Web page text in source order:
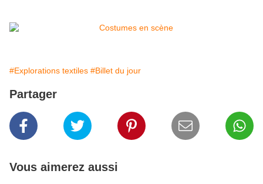
#Explorations textiles #Billet du jour
Partager
Vous aimerez aussi